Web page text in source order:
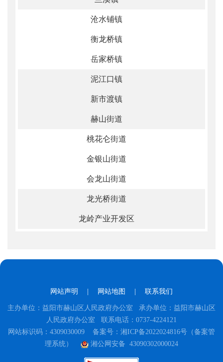
沧水铺镇
衡龙桥镇
岳家桥镇
泥江口镇
新市渡镇
赫山街道
桃花仑街道
金银山街道
会龙山街道
龙光桥街道
龙岭产业开发区
网站声明 网站地图 联系我们
主办单位：益阳市赫山区人民政府办公室 承办单位：益阳市赫山区
人民政府办公室 联系电话：0737-4224121
网站标识码：4309030009 备案号：湘ICP备2022024816号（备案管
理系统）
湘公网安备 43090302000024